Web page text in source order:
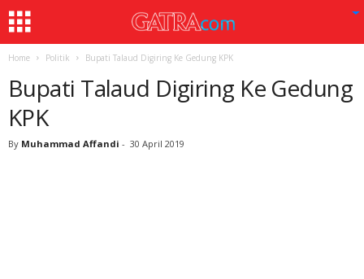
Home Politik Bupati Talaud Digiring Ke Gedung KPK
Bupati Talaud Digiring Ke Gedung
KPK
By Muhammad Affandi - 30 April 2019